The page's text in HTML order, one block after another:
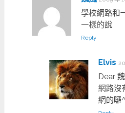
學校網路和
一樣的說
Reply
Elvis
Dear
網路沒
網的囉